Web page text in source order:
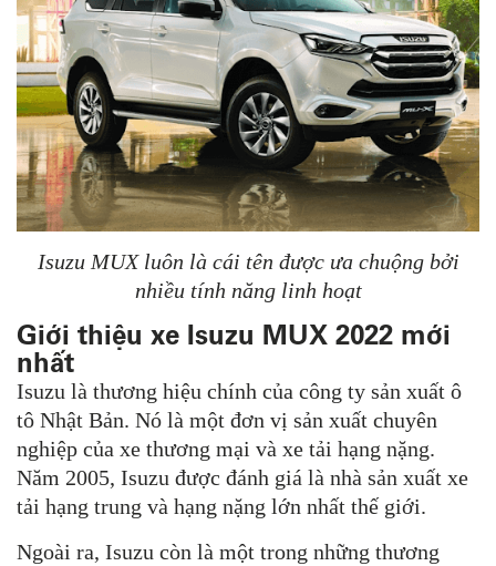
Isuzu MUX luôn là cái tên được ưa chuộng bởi
nhiều tính năng linh hoạt
Giới thiệu xe Isuzu MUX 2022 mới
nhất
Isuzu là thương hiệu chính của công ty sản xuất ô
tô Nhật Bản. Nó là một đơn vị sản xuất chuyên
nghiệp của xe thương mại và xe tải hạng nặng.
Năm 2005, Isuzu được đánh giá là nhà sản xuất xe
tải hạng trung và hạng nặng lớn nhất thế giới.
Ngoài ra, Isuzu còn là một trong những thương